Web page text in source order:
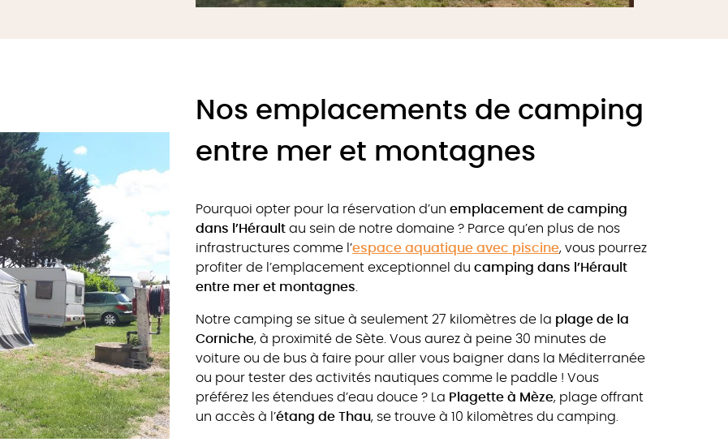
Nos emplacements de camping
entre mer et montagnes
Pourquoi opter pour la réservation d’un emplacement de camping
dans l’Hérault au sein de notre domaine ? Parce qu’en plus de nos
infrastructures comme l’espace aquatique avec piscine, vous pourrez
profiter de l’emplacement exceptionnel du camping dans l’Hérault
entre mer et montagnes.
Notre camping se situe à seulement 27 kilomètres de la plage de la
Corniche, à proximité de Sète. Vous aurez à peine 30 minutes de
voiture ou de bus à faire pour aller vous baigner dans la Méditerranée
ou pour tester des activités nautiques comme le paddle ! Vous
préférez les étendues d’eau douce ? La Plagette à Mèze, plage offrant
un accès à l’étang de Thau, se trouve à 10 kilomètres du camping.